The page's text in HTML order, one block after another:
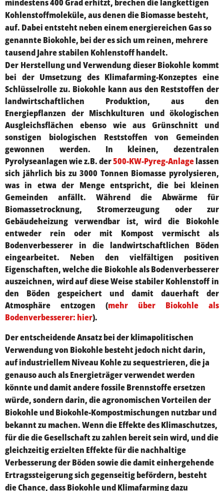
mindestens 400 Grad erhitzt, brechen die langkettigen
Kohlenstoffmoleküle, aus denen die Biomasse besteht,
auf. Dabei entsteht neben einem energiereichen Gas so
genannte Biokohle, bei der es sich um reinen, mehrere
tausend Jahre stabilen Kohlenstoff handelt.
Der Herstellung und Verwendung dieser Biokohle kommt
bei der Umsetzung des Klimafarming-Konzeptes eine
Schlüsselrolle zu. Biokohle kann aus den Reststoffen der
landwirtschaftlichen Produktion, aus den
Energiepflanzen der Mischkulturen und ökologischen
Ausgleichsflächen ebenso wie aus Grünschnitt und
sonstigen biologischen Reststoffen von Gemeinden
gewonnen werden. In kleinen, dezentralen
Pyrolyseanlagen wie z.B. der500-KW-Pyreg-Anlagelassen
sich jährlich bis zu 3000 Tonnen Biomasse pyrolysieren,
was in etwa der Menge entspricht, die bei kleinen
Gemeinden anfällt. Während die Abwärme für
Biomassetrocknung, Stromerzeugung oder zur
Gebäudeheizung verwendbar ist, wird die Biokohle
entweder rein oder mit Kompost vermischt als
Bodenverbesserer in die landwirtschaftlichen Böden
eingearbeitet. Neben den vielfältigen positiven
Eigenschaften, welche die Biokohle als Bodenverbesserer
auszeichnen, wird auf diese Weise stabiler Kohlenstoff in
den Böden gespeichert und damit dauerhaft der
Atmosphäre entzogen (mehr über Biokohle als
Bodenverbesserer: hier).
Der entscheidende Ansatz bei der klimapolitischen
Verwendung von Biokohle besteht jedoch nicht darin,
auf industriellem Niveau Kohle zu sequestrieren, die ja
genauso auch als Energieträger verwendet werden
könnte und damit andere fossile Brennstoffe ersetzen
würde, sondern darin, die agronomischen Vorteilen der
Biokohle und Biokohle-Kompostmischungen nutzbar und
bekannt zu machen. Wenn die Effekte des Klimaschutzes,
für die die Gesellschaft zu zahlen bereit sein wird, und die
gleichzeitig erzielten Effekte für die nachhaltige
Verbesserung der Böden sowie die damit einhergehende
Ertragssteigerung sich gegenseitig befördern, besteht
die Chance, dass Biokohle und Klimafarming dazu